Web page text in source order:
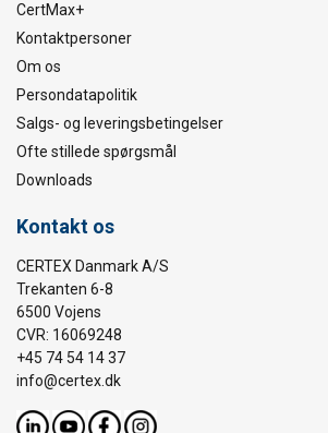
CertMax+
Kontaktpersoner
Om os
Persondatapolitik
Salgs- og leveringsbetingelser
Ofte stillede spørgsmål
Downloads
Kontakt os
CERTEX Danmark A/S
Trekanten 6-8
6500 Vojens
CVR: 16069248
+45 74 54 14 37
info@certex.dk